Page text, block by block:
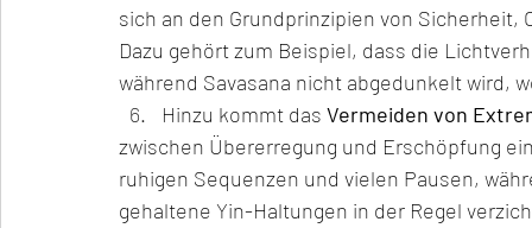
sich an den Grundprinzipien von Sicherheit,
Dazu gehört zum Beispiel, dass die
während Savasana nicht abgedunkelt wird,
Hinzu kommt das Vermeiden von
zwischen Übererregung und Erschöpfung
ruhigen Sequenzen und vielen Pausen,
gehaltene Yin-Haltungen in der Regel